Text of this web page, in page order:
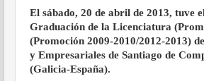
El sábado, 20 de abril de 2013, tuve
Graduación de la Licenciatura
(Promoción 2009-2010/2012-2013)
y Empresariales de Santiago de
(Galicia-España).